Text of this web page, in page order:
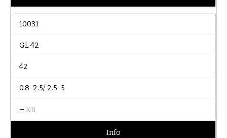
10031
GL 42
42
0.8-2.5/ 2.5-5
– KR
Info